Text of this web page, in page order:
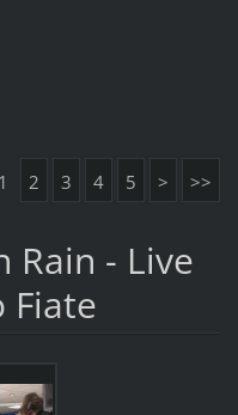
1 2 3 4 5 > >>
Rain - Live
Fiate